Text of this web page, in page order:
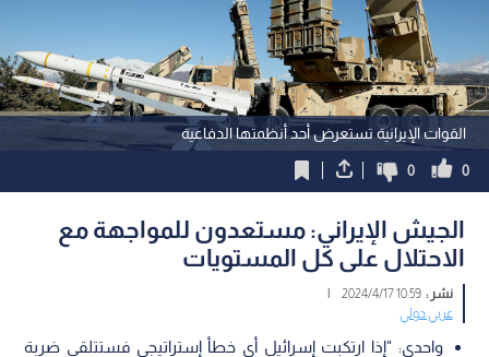
القوات الإيرانية تستعرض أحد أنظمتها الدفاعية
0
0
الجيش الإيراني: مستعدون للمواجهة مع
الاحتلال على كل المستويات
نشر :10:59 2024/4/17
|
عربي دولي
واحدي: "إذا ارتكبت إسرائيل أي خطأ إستراتيجي فستتلقى ضربة